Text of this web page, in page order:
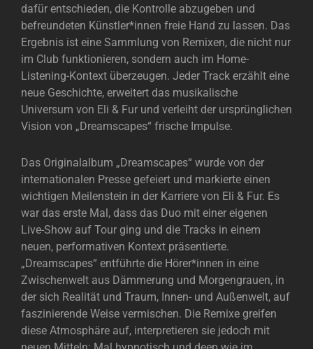
dafür entschieden, die Kontrolle abzugeben und
befreundeten Künstler*innen freie Hand zu lassen. Das
Ergebnis ist eine Sammlung von Remixen, die nicht nur
im Club funktionieren, sondern auch im Home-
Listening-Kontext überzeugen. Jeder Track erzählt eine
neue Geschichte, erweitert das musikalische
Universum von Eli & Fur und verleiht der ursprünglichen
Vision von „Dreamscapes“ frische Impulse.
Das Originalalbum „Dreamscapes“ wurde von der
internationalen Presse gefeiert und markierte einen
wichtigen Meilenstein in der Karriere von Eli & Fur. Es
war das erste Mal, dass das Duo mit einer eigenen
Live-Show auf Tour ging und die Tracks in einem
neuen, performativen Kontext präsentierte.
„Dreamscapes“ entführte die Hörer*innen in eine
Zwischenwelt aus Dämmerung und Morgengrauen, in
der sich Realität und Traum, Innen- und Außenwelt, auf
faszinierende Weise vermischen. Die Remixe greifen
diese Atmosphäre auf, interpretieren sie jedoch mit